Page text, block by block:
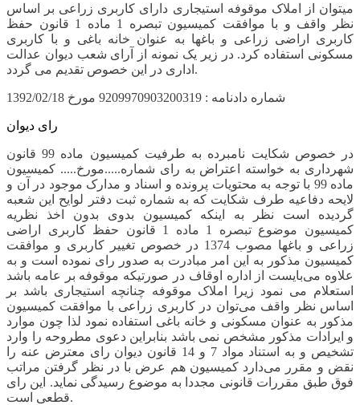
میتوان از املاک موقوفه استیجاری دارای کاربری زراعی بر اساس
نظر واقف و با موافقت کمیسیون تبصره 1 ماده 1 قانون حفظ
کاربری اراضی زراعی و باغها به عنوان خانه باغی و با کاربری
مسکونی استفاده کرد. در زیر یک نمونه از آرای شعب دیوان عدالت
اداری در این خصوص تقدیم می گردد.
شماره دادنامه : 9209970903200319 مورخ 1392/02/18
رای دیوان
در خصوص شکایت نامبرده به طرفیت کمیسیون ماده 99 قانون
شهرداری به خواسته اعتراض به رای شماره.....مورخ..... کمیسیون
ماده 99 با توجه به محتویات پرونده و اسناد و مدارک موجود در آن و
لایحه دفاعیه طرف شکایت که به شماره ثبت دفتر لوایح این شعبه
گردیده است نظر به اینکه کمیسیون بدوی بدون اخذ نظریه
کمیسیون موضوع تبصره 1 ماده 1 قانون حفظ کاربری اراضی
زراعی و باغها مصوب 1374 در خصوص تغییر کاربری و موافقت
کمیسیون مذکور به این امر مبادرت به صدور رای نموده است و به
علاوه می‌بایست از اداره اوقاف در صورتیکه موقوفه بر عامه باشد
استعلام می نمود زیرا املاک موقوفه چنانچه استیجاری باشد بر
اساس نظر واقف می‌توان در کاربری زراعی با موافقت کمیسیون
مذکور به عنوان مسکونی و خانه باغی استفاده نمود لذا چون موارد
و ایرادات مذکور مشخص نمی باشد بنابراین دعوی مطروحه را وارد
تشخیص و به استناد مواد 7 و 14 قانون دیوان رای معترض عنه را
نقض و مقرر می‌دارد کمیسیون هم عرض با در نظر گرفتن مراتب
فوق طبق مقررات قانونی مجددا به موضوع رسیدگی نماید. این رای
قطعی است.